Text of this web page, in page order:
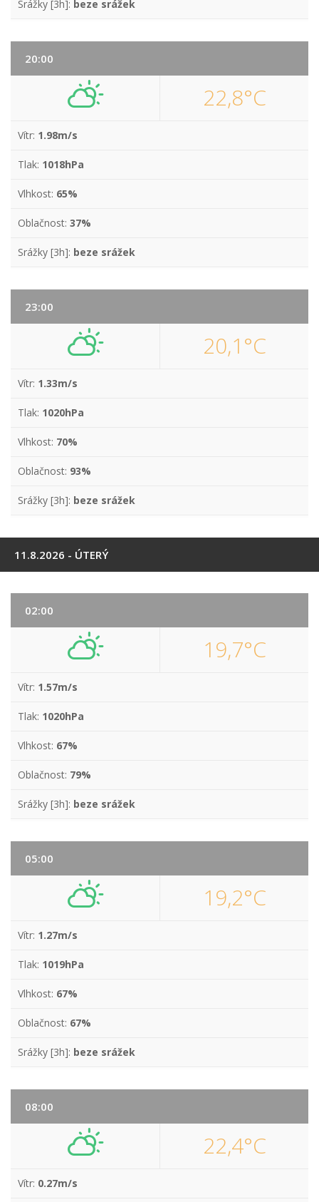
Srážky [3h]: beze srážek
20:00
22,8°C
Vítr: 1.98m/s
Tlak: 1018hPa
Vlhkost: 65%
Oblačnost: 37%
Srážky [3h]: beze srážek
23:00
20,1°C
Vítr: 1.33m/s
Tlak: 1020hPa
Vlhkost: 70%
Oblačnost: 93%
Srážky [3h]: beze srážek
11.8.2026 - ÚTERÝ
02:00
19,7°C
Vítr: 1.57m/s
Tlak: 1020hPa
Vlhkost: 67%
Oblačnost: 79%
Srážky [3h]: beze srážek
05:00
19,2°C
Vítr: 1.27m/s
Tlak: 1019hPa
Vlhkost: 67%
Oblačnost: 67%
Srážky [3h]: beze srážek
08:00
22,4°C
Vítr: 0.27m/s